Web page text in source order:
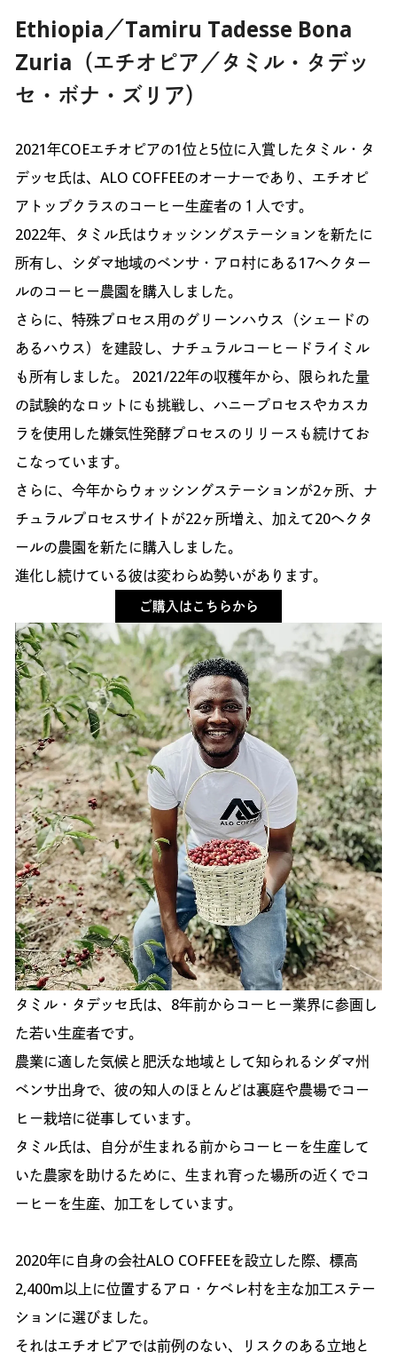
Ethiopia／Tamiru Tadesse Bona
Zuria（エチオピア／タミル・タデッ
セ・ボナ・ズリア）
2021年COEエチオピアの1位と5位に入賞したタミル・タ
デッセ氏は、ALO COFFEEのオーナーであり、エチオピ
アトップクラスのコーヒー生産者の１人です。
2022年、タミル氏はウォッシングステーションを新たに
所有し、シダマ地域のベンサ・アロ村にある17ヘクター
ルのコーヒー農園を購入しました。
さらに、特殊プロセス用のグリーンハウス（シェードの
あるハウス）を建設し、ナチュラルコーヒードライミル
も所有しました。 2021/22年の収穫年から、限られた量
の試験的なロットにも挑戦し、ハニープロセスやカスカ
ラを使用した嫌気性発酵プロセスのリリースも続けてお
こなっています。
さらに、今年からウォッシングステーションが2ヶ所、ナ
チュラルプロセスサイトが22ヶ所増え、加えて20ヘクタ
ールの農園を新たに購入しました。
進化し続けている彼は変わらぬ勢いがあります。
ご購入はこちらから
タミル・タデッセ氏は、8年前からコーヒー業界に参画し
た若い生産者です。
農業に適した気候と肥沃な地域として知られるシダマ州
ベンサ出身で、彼の知人のほとんどは裏庭や農場でコー
ヒー栽培に従事しています。
タミル氏は、自分が生まれる前からコーヒーを生産して
いた農家を助けるために、生まれ育った場所の近くでコ
ーヒーを生産、加工をしています。
2020年に自身の会社ALO COFFEEを設立した際、標高
2,400m以上に位置するアロ・ケベレ村を主な加工ステー
ションに選びました。
それはエチオピアでは前例のない、リスクのある立地と